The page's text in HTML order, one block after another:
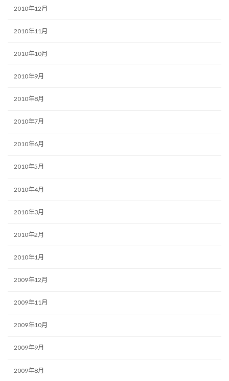
2010年12月
2010年11月
2010年10月
2010年9月
2010年8月
2010年7月
2010年6月
2010年5月
2010年4月
2010年3月
2010年2月
2010年1月
2009年12月
2009年11月
2009年10月
2009年9月
2009年8月